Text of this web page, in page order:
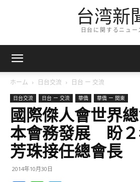
台湾新
日台に関するニュー
ホーム 日台交流 日台 ー 交流
日台交流 日台 ー 交流 華僑 華僑 ー 関東
國際傑人會世界
本會務發展 盼２
芳珠接任總會長
2014年10月30日